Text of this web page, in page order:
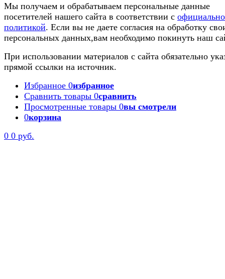
Мы получаем и обрабатываем персональные данные
посетителей нашего сайта в соответствии с
политикой. Если вы не даете согласия на обработку
персональных данных,вам необходимо покинуть наш
При использовании материалов с сайта обязательно
прямой ссылки на источник.
Избранное 0избранное
Сравнить товары 0сравнить
Просмотренные товары 0вы смотрели
0корзина
0 0 руб.